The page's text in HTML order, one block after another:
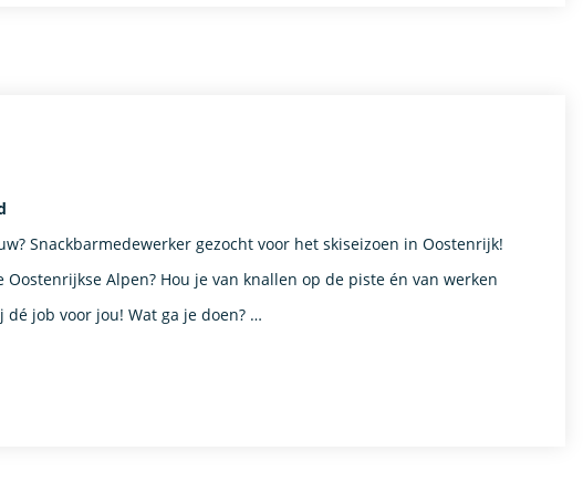
Snackbarmedewerker gezocht voor het skiseizoen in Oostenrijk!
Alpen? Hou je van knallen op de piste én van werken
job voor jou! Wat ga je doen? …